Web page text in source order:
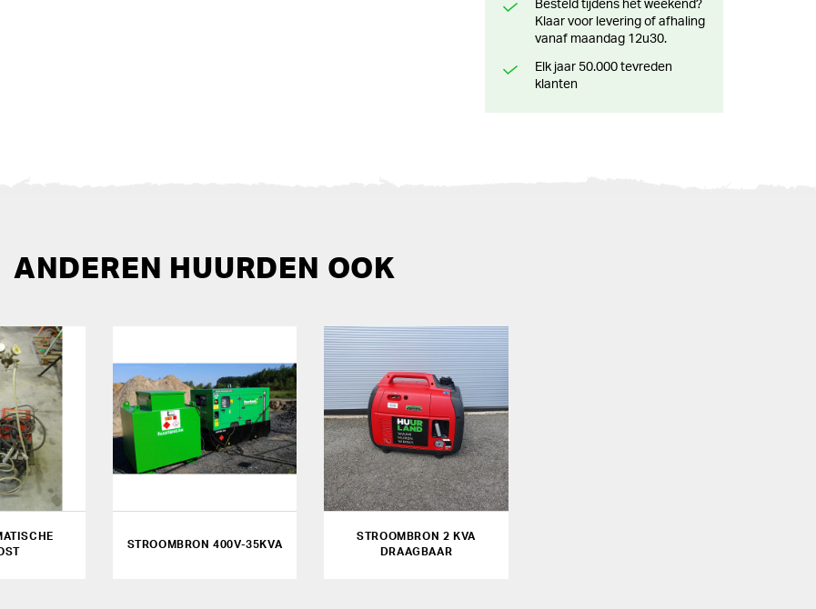
Besteld tijdens het weekend?
Klaar voor levering of afhaling
vanaf maandag 12u30.
Elk jaar 50.000 tevreden
klanten
ANDEREN HUURDEN OOK
STROOMBRON 400V-35KVA
STROOMBRON 2 KVA
DRAAGBAAR